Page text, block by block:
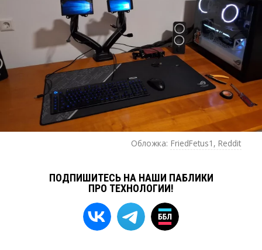
Обложка: FriedFetus1, Reddit
ПОДПИШИТЕСЬ НА НАШИ ПАБЛИКИ
ПРО ТЕХНОЛОГИИ!